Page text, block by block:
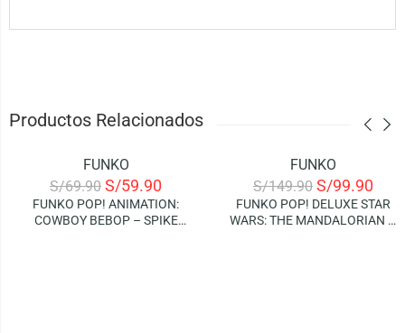
Productos Relacionados
FUNKO
S/69.90 S/59.90
FUNKO POP! ANIMATION:
COWBOY BEBOP – SPIKE
FUNKO
S/149.90 S/99.90
FUNKO POP! DELUXE STAR
WARS: THE MANDALORIAN –